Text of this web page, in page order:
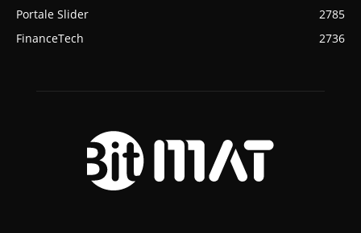
Portale Slider
2785
FinanceTech
2736